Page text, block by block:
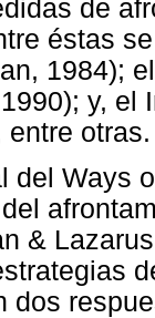
de
éstas
1984);
y, el
entre otras.
del Ways
&
dos